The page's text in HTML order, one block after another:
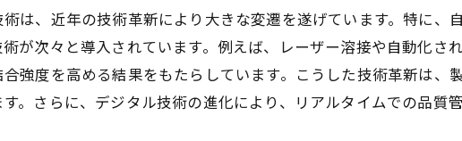
実践的な教育プログラムの必要性
愛知県の技術者育成の現状
技術者育成の成功事例
地域社会への寄与と未来
は、近年の技術革新により大きな変遷を遂げています。特に
が次々と導入されています。例えば、レーザー溶接や自動化
強度を高める結果をもたらしています。こうした技術革新は
。さらに、デジタル技術の進化により、リアルタイムでの品質